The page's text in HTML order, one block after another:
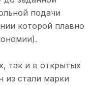
подачи
которой плавно
так и в открытых
из стали марки